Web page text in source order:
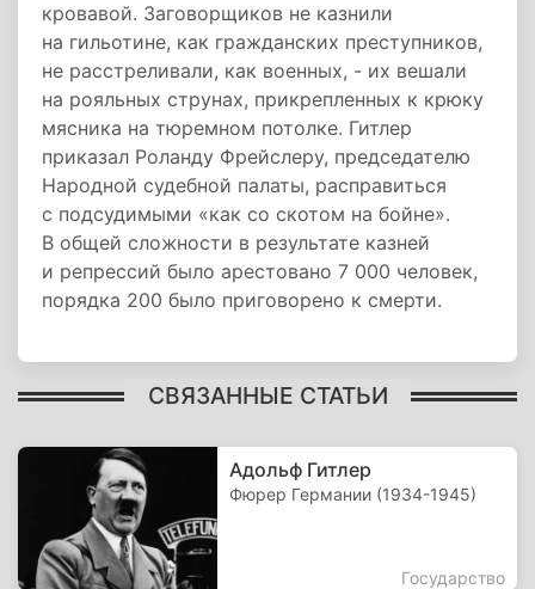
кровавой. Заговорщиков не казнили
на гильотине, как гражданских преступников,
не расстреливали, как военных, - их вешали
на рояльных струнах, прикрепленных к крюку
мясника на тюремном потолке. Гитлер
приказал Роланду Фрейслеру, председателю
Народной судебной палаты, расправиться
с подсудимыми «как со скотом на бойне».
В общей сложности в результате казней
и репрессий было арестовано 7 000 человек,
порядка 200 было приговорено к смерти.
СВЯЗАННЫЕ СТАТЬИ
Адольф Гитлер
Фюрер Германии (1934-1945)
Государство